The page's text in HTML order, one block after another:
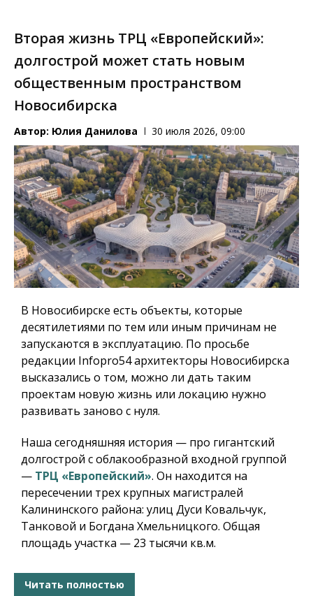
Вторая жизнь ТРЦ «Европейский»:
долгострой может стать новым
общественным пространством
Новосибирска
Автор: Юлия Данилова 30 июля 2026, 09:00
В Новосибирске есть объекты, которые
десятилетиями по тем или иным причинам не
запускаются в эксплуатацию. По просьбе
редакции Infopro54 архитекторы Новосибирска
высказались о том, можно ли дать таким
проектам новую жизнь или локацию нужно
развивать заново с нуля.
Наша сегодняшняя история — про гигантский
долгострой с облакообразной входной группой
— ТРЦ «Европейский». Он находится на
пересечении трех крупных магистралей
Калининского района: улиц Дуси Ковальчук,
Танковой и Богдана Хмельницкого. Общая
площадь участка — 23 тысячи кв.м.
Читать полностью